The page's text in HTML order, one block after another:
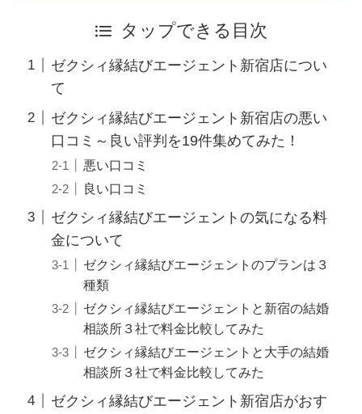
タップできる目次
ゼクシィ縁結びエージェント新宿店につい
て
ゼクシィ縁結びエージェント新宿店の悪い
口コミ～良い評判を19件集めてみた！
悪い口コミ
良い口コミ
ゼクシィ縁結びエージェントの気になる料
金について
ゼクシィ縁結びエージェントのプランは３
種類
ゼクシィ縁結びエージェントと新宿の結婚
相談所３社で料金比較してみた
ゼクシィ縁結びエージェントと大手の結婚
相談所３社で料金比較してみた
ゼクシィ縁結びエージェント新宿店がおす